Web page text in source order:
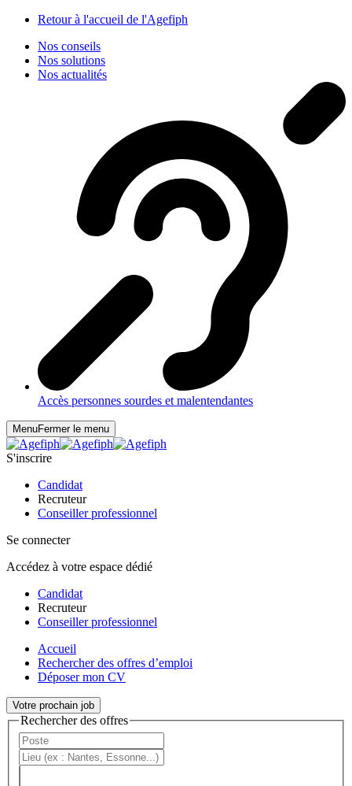
Retour à l'accueil de l'Agefiph
Nos conseils
Nos solutions
Nos actualités
Accès personnes sourdes et malentendantes
MenuFermer le menu
S'inscrire
Candidat
Recruteur
Conseiller professionnel
Se connecter
Accédez à votre espace dédié
Candidat
Recruteur
Conseiller professionnel
Accueil
Rechercher des offres d’emploi
Déposer mon CV
Votre prochain job
Rechercher des offres